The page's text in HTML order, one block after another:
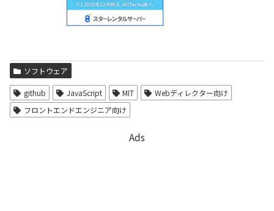
ソフトウェア
github JavaScript MIT
Webディレクター向け
フロントエンドエンジニア向け
Ads